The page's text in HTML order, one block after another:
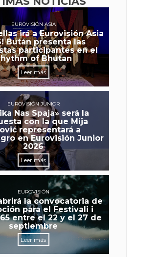
EUROVISIÓN ASIA
irá a Eurovisión Asia
Bután presenta las
participantes en el
of Bhutan
Leer más
EUROVISIÓN JUNIOR
Nas Spaja» será la
con la que Mija
representará a
en Eurovisión Junior
2026
Leer más
EUROVISIÓN
la convocatoria de
para el Festivali i
entre el 22 y el 27 de
septiembre
Leer más